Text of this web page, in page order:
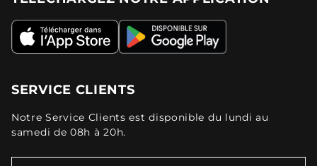
SERVICE CLIENTS
Notre Service Clients est disponible du lundi au
samedi de 08h à 20h.